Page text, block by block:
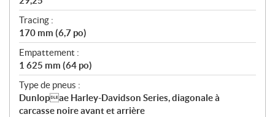
Tracing :
170 mm (6,7 po)
Empattement :
1 625 mm (64 po)
Type de pneus :
Dunlopae Harley-Davidson Series, diagonale à
carcasse noire avant et arrière